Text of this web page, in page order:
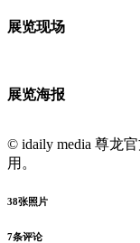
展览现场
展览海报
© idaily media 尊龙
用。
38张照片
7条评论